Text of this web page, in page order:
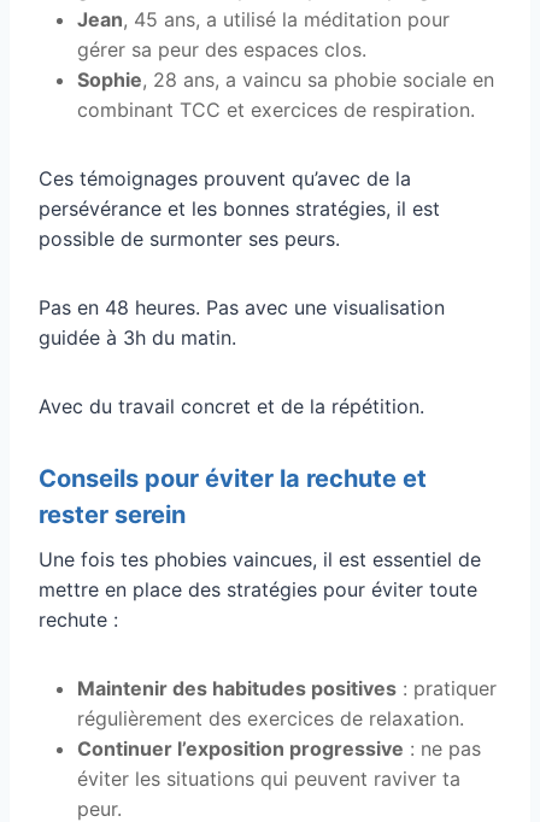
Jean, 45 ans, a utilisé la méditation pour
gérer sa peur des espaces clos.
Sophie, 28 ans, a vaincu sa phobie sociale en
combinant TCC et exercices de respiration.
Ces témoignages prouvent qu’avec de la
persévérance et les bonnes stratégies, il est
possible de surmonter ses peurs.
Pas en 48 heures. Pas avec une visualisation
guidée à 3h du matin.
Avec du travail concret et de la répétition.
Conseils pour éviter la rechute et
rester serein
Une fois tes phobies vaincues, il est essentiel de
mettre en place des stratégies pour éviter toute
rechute :
Maintenir des habitudes positives : pratiquer
régulièrement des exercices de relaxation.
Continuer l’exposition progressive : ne pas
éviter les situations qui peuvent raviver ta
peur.